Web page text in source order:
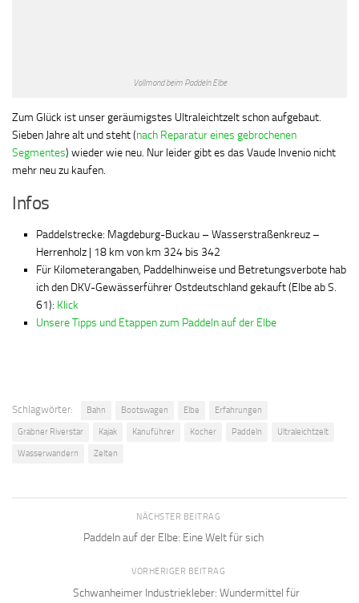
Vollmond beim Paddeln Elbe
Zum Glück ist unser geräumigstes Ultraleichtzelt schon aufgebaut.
Sieben Jahre alt und steht (nach Reparatur eines gebrochenen
Segmentes) wieder wie neu. Nur leider gibt es das Vaude Invenio nicht
mehr neu zu kaufen.
Infos
Paddelstrecke: Magdeburg-Buckau – Wasserstraßenkreuz –
Herrenholz | 18 km von km 324 bis 342
Für Kilometerangaben, Paddelhinweise und Betretungsverbote hab
ich den DKV-Gewässerführer Ostdeutschland gekauft (Elbe ab S.
61): Klick
Unsere Tipps und Etappen zum Paddeln auf der Elbe
Schlagwörter: Bahn Bootswagen Elbe Erfahrungen
Grabner Riverstar Kajak Kanuführer Kocher Paddeln Ultraleichtzelt
Wasserwandern Zelten
NÄCHSTER BEITRAG
Paddeln auf der Elbe: Eine Welt für sich
VORHERIGER BEITRAG
Schwanheimer Industriekleber: Wundermittel für